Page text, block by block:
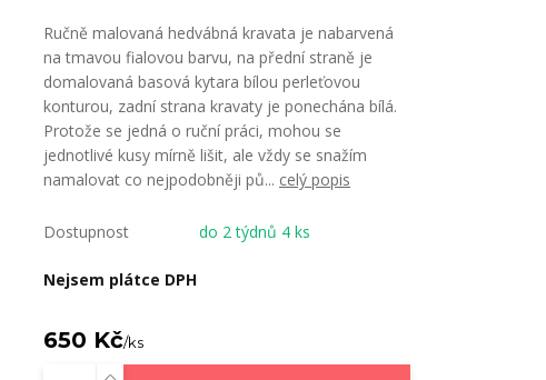
Ručně malovaná hedvábná kravata je nabarvená
na tmavou fialovou barvu, na přední straně je
domalovaná basová kytara bílou perleťovou
konturou, zadní strana kravaty je ponechána bílá.
Protože se jedná o ruční práci, mohou se
jednotlivé kusy mírně lišit, ale vždy se snažím
namalovat co nejpodobněji pů... celý popis
Dostupnost do 2 týdnů 4 ks
Nejsem plátce DPH
650 Kč/ks